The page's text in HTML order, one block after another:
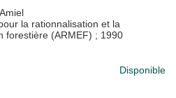
la rationnalisation et la
forestière (ARMEF) ; 1990
Disponible